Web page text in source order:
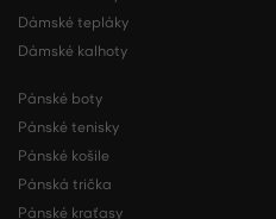
Dámské tepláky
Dámské kalhoty
Pánské boty
Pánské tenisky
Pánské košile
Pánská trička
Pánské kraťasy